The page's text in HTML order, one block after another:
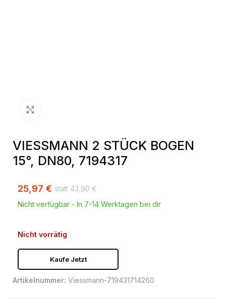
VIESSMANN 2 STÜCK BOGEN
15°, DN80, 7194317
43,90 €
25,97 €
Nicht verfügbar - In 7-14 Werktagen bei dir
Nicht vorrätig
Kaufe Jetzt
Artikelnummer: Viessmann-719431714260